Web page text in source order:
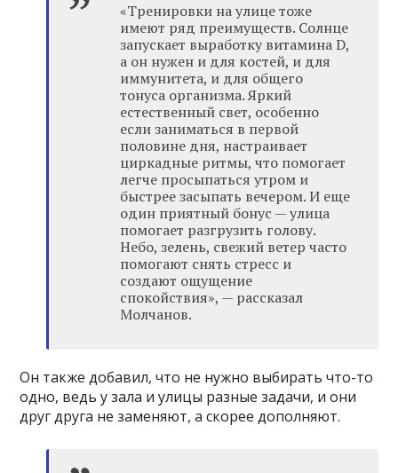
«Тренировки на улице тоже
имеют ряд преимуществ. Солнце
запускает выработку витамина D,
а он нужен и для костей, и для
иммунитета, и для общего
тонуса организма. Яркий
естественный свет, особенно
если заниматься в первой
половине дня, настраивает
циркадные ритмы, что помогает
легче просыпаться утром и
быстрее засыпать вечером. И еще
один приятный бонус — улица
помогает разгрузить голову.
Небо, зелень, свежий ветер часто
помогают снять стресс и
создают ощущение
спокойствия», — рассказал
Молчанов.
Он также добавил, что не нужно выбирать что-то
одно, ведь у зала и улицы разные задачи, и они
друг друга не заменяют, а скорее дополняют.